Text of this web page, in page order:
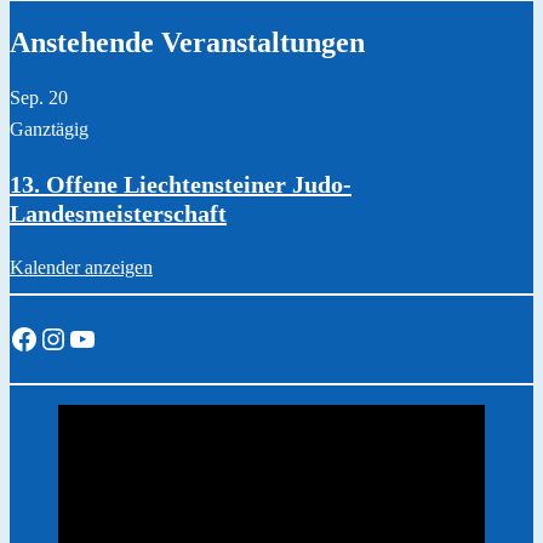
Anstehende Veranstaltungen
Sep. 20
Ganztägig
13. Offene Liechtensteiner Judo-
Landesmeisterschaft
Kalender anzeigen
Facebook
Instagram
YouTube